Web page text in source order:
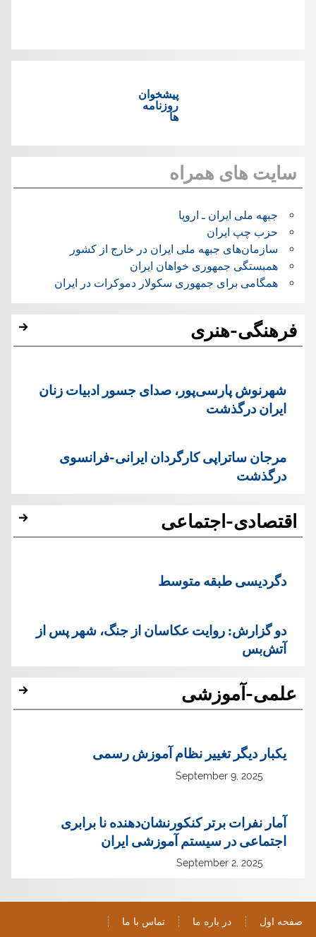
پیشخوان
روزنامه
ها
سایت های همراه
جبهه ملی ایران ـ اروپا
حزب چپ ایران
سازمان‌های جبهه ملی ایران در خارج از کشور
همبستگی جمهوری خواهان ایران
همگامی برای جمهوری سکولار دموکرات در ایران
فرهنگی-هنری
شهرنوش پارسی‌پور، صدای جسور ادبیات زنان
ایران درگذشت
مرجان ساتراپی کارگردان ایرانی-فرانسوی
درگذشت
اقتصادی-اجتماعی
دگردیسی طبقه متوسط
دو گزارش: روایت عکاسان از جنگ، شهر پس از
آتش‌بس
علمی-آموزشی
یک‏بار دیگر تغییر نظام آموزش رسمی
September 9, 2025
آمار نفرات برتر کنکورنشان‌دهنده نا برابری
اجتماعی در سیستم آموزشی ایران
September 2, 2025
صفحه اول در باره ما تماس با ما